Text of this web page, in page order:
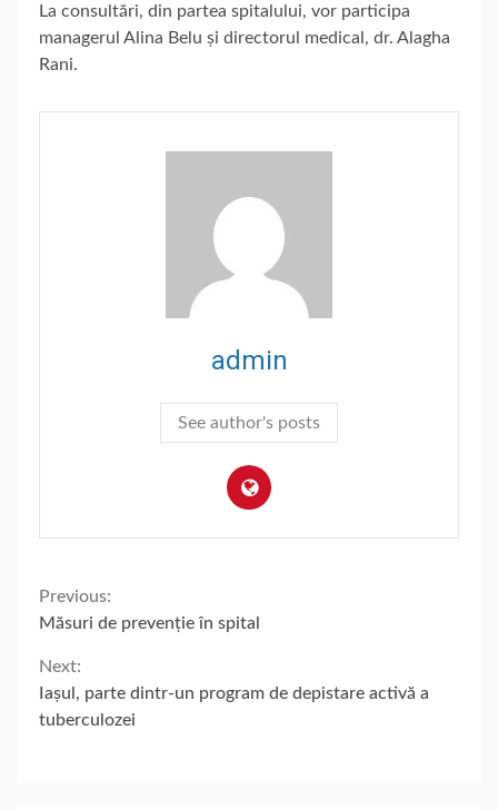
La consultări, din partea spitalului, vor participa
managerul Alina Belu și directorul medical, dr. Alagha
Rani.
admin
See author's posts
Continue
Reading
Previous:
Măsuri de prevenție în spital
Next:
Iașul, parte dintr-un program de depistare activă a
tuberculozei